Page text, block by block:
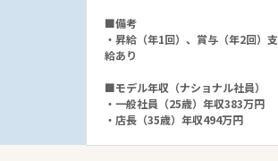
■備考
・昇給（年1回）、賞与（年2回）支
給あり
■モデル年収（ナショナル社員）
・一般社員（25歳）年収383万円
・店長（35歳）年収494万円